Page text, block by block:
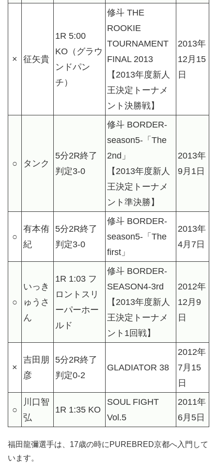
× 征矢貴
1R 5:00
KO（グラウ
ンドパン
チ）
修斗 THE
ROOKIE
TOURNAMENT
FINAL 2013
【2013年度新人
王決定トーナメ
ント決勝戦】
2013年
12月15
日
○ タンク
5分2R終了
判定3-0
修斗 BORDER-
season5-「The
2nd」
【2013年度新人
王決定トーナメ
ント準決勝】
2013年
9月1日
○
有本侑
紀
5分2R終了
判定3-0
修斗 BORDER-
season5-「The
first」
2013年
4月7日
○
いっき
ゅうさ
ん
1R 1:03 フ
ロントスリ
ーパーホー
ルド
修斗 BORDER-
SEASON4-3rd
【2013年度新人
王決定トーナメ
ント1回戦】
2012年
12月9
日
×
吉田朋
彦
5分2R終了
判定0-2
GLADIATOR 38
2012年
7月15
日
○
川口智
弘
1R 1:35 KO
SOUL FIGHT
Vol.5
2011年
6月5日
福田龍彌選手は、17歳の時にPUREBRED京都へ入門して
います。